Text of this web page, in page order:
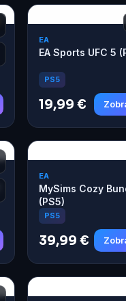
EA
EA Sports UFC 5
PS5
19,99 €
EA
MySims Cozy
(PS5)
PS5
39,99 €